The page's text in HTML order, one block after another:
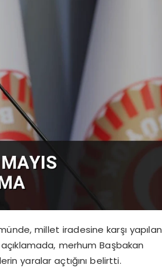
millet iradesine karşı yapılan
merhum Başbakan
yaralar açtığını belirtti.